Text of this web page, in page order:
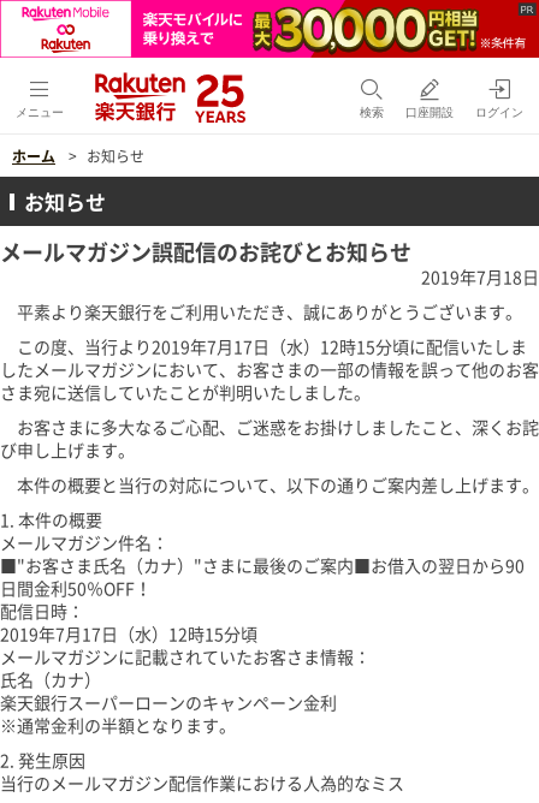
メニュー 検索 口座開設 ログイン
ホーム お知らせ
お知らせ
メールマガジン誤配信のお詫びとお知らせ
2019年7月18日
平素より楽天銀行をご利用いただき、誠にありがとうございます。
この度、当行より2019年7月17日（水）12時15分頃に配信いたしま
したメールマガジンにおいて、お客さまの一部の情報を誤って他のお客
さま宛に送信していたことが判明いたしました。
お客さまに多大なるご心配、ご迷惑をお掛けしましたこと、深くお詫
び申し上げます。
本件の概要と当行の対応について、以下の通りご案内差し上げます。
1. 本件の概要
メールマガジン件名：
■"お客さま氏名（カナ）"さまに最後のご案内■お借入の翌日から90
日間金利50％OFF！
配信日時：
2019年7月17日（水）12時15分頃
メールマガジンに記載されていたお客さま情報：
氏名（カナ）
楽天銀行スーパーローンのキャンペーン金利
※通常金利の半額となります。
2. 発生原因
当行のメールマガジン配信作業における人為的なミス